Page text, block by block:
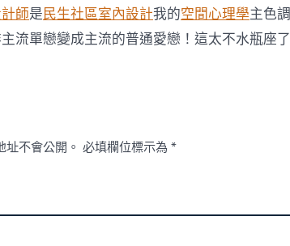
溫
熱
口
師是民生社區室內設計我的空間心理學主色
流單戀變成主流的普通愛戀！這太不水瓶座
不會公開。 必填欄位標示為 *